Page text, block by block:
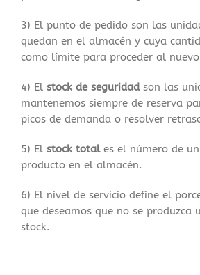
3) El punto de pedido son las
quedan en el almacén y cuya
como límite para proceder al
4) El stock de seguridad son las
mantenemos siempre de reserva
picos de demanda o resolver
5) El stock totales el número de
producto en el almacén.
6) El nivel de servicio define el
que deseamos que no se produzca
stock.